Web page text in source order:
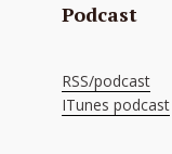
Podcast
RSS/podcast
ITunes podcast